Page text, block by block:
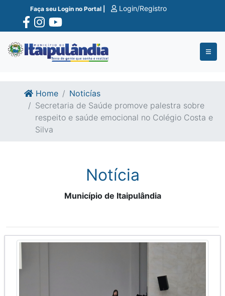
Ir para o conte�do
Ir para o fim do conte�do
Faça seu Login no Portal | Login/Registro
Home
Noticías
Secretaria de Saúde promove palestra sobre
respeito e saúde emocional no Colégio Costa e
Silva
Notícia
Município de Itaipulândia